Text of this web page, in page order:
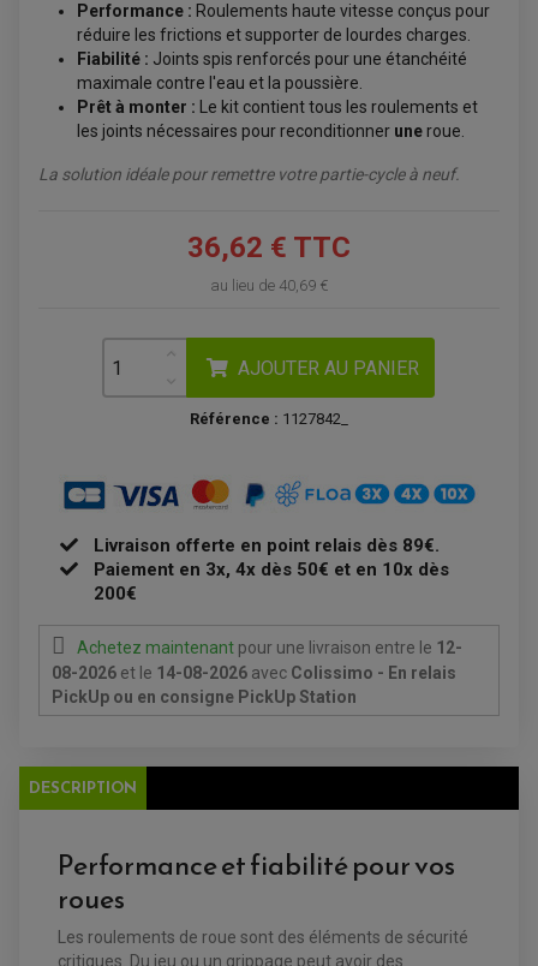
SUPPORT TOP CASE
SUPPORT VALISE LATERAL
ÉCHAPPEMENT MOTO
SILENCIEUX / ÉCHAPPEMENT MOTO
ACCESSOIRE ÉCHAPPEMENT
CHARGEUR BATTERIE
CLIGNOTANT TYPE ORIGINE
FEUX ADDITIONNELS
KIT RECONDITIONNEMENT DEMARREUR
POMPE A ESSENCE
ENTRETIEN MOTO
ATELIER, PADDOCK, STAND
BOUGIE NGK
FILTRE A AIR
FILTRE A HUILE
FILTRE ET ACCESSOIRE ESSENCE
PRODUIT D'ENTRETIEN
ÉCHAPEMENT SCOOTER
ÉCHAPPEMENT SCOOTER
ELECTRICITÉ
CHARGEUR DE BATTERIE
REDRESSEUR / RÉGULATEUR
ECLAIRAGE SCOOTER
FREINAGE
DISQUE DE FREIN AVANT
ACCESSOIRE + VISSERIE FREINAGE
DISQUE DE FREIN ARRIERE
ENTRETIEN QUAD / SSV
BATTERIE
BOUGIE QUAD
FILTRE A AIR BMC QUAD
FILTRE A AIR QUAD
FILTRE A HUILE QUAD
EQUIPEMENT ELECTRIQUE QUAD / SSV
ACCESSOIRES ELECTRIQUE QUAD / SSV
BOITIER CDI QUAD ET SSV
COUPE-CONTACT
TRANSMISSION
KIT CHAÎNE
GUIDE CHAÎNE
PATIN DE BRAS OSCILLANT
EMBRAYAGE OFF ROAD
POMPE À EAU BOYESEN
KIT RÉPARATION POMPE A EAU
DURITE RADIATEUR
Performance : Roulements haute vitesse conçus pour
réduire les frictions et supporter de lourdes charges.
Fiabilité : Joints spis renforcés pour une étanchéité
maximale contre l'eau et la poussière.
Prêt à monter : Le kit contient tous les roulements et
les joints nécessaires pour reconditionner uneroue.
La solution idéale pour remettre votre partie-cycle à neuf.
36,62 € TTC
au lieu de 40,69 €
AJOUTER AU PANIER
Référence : 1127842_
Livraison offerte en point relais dès 89€.
Paiement en 3x, 4x dès 50€ et en 10x dès
200€
Achetez maintenant pour une livraison entre le 12-
08-2026 et le 14-08-2026 avec Colissimo - En relais
PickUp ou en consigne PickUp Station
DESCRIPTION
Performance et fiabilité pour vos
roues
Les roulements de roue sont des éléments de sécurité
critiques. Du jeu ou un grippage peut avoir des